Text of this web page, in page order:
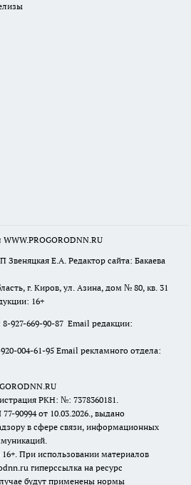
Е.А. Редактор сайта: Бакаева
г. Киров, ул. Азина, дом № 80, кв. 31
16+
927-669-90-87 Email редакции:
004-61-95 Email рекламного отдела:
РКН: №: 7378360181.
90994 от 10.03.2026., выдано
в сфере связи, информационных
16+. При использовании материалов
гиперссылка на ресурс
будут применены нормы